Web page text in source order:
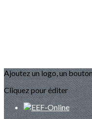
Ajoutez un logo, un
Cliquez pour éditer